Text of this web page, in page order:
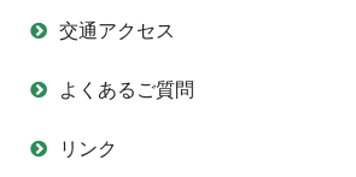
交通アクセス
よくあるご質問
リンク